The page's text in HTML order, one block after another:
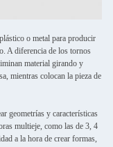
o metal para producir
A diferencia de los tornos
material girando y
mientras colocan la pieza de
geometrías y características
multieje, como las de 3, 4
a la hora de crear formas,